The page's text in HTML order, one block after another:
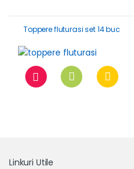
Toppere fluturasi set 14 buc
Linkuri Utile